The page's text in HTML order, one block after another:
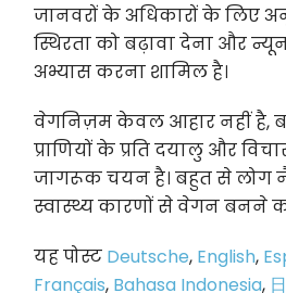
जानवरों के अधिकारों के लिए
स्थिरता को बढ़ावा देना और
अभ्यास करना शामिल है।
वेगनिज़म केवल आहार नहीं है,
प्राणियों के प्रति दयालु और
जागरूक चयन है। बहुत से लोग
स्वास्थ्य कारणों से वेगन बनने
यह पोस्ट Deutsche, English,
Français, Bahasa Indonesia,